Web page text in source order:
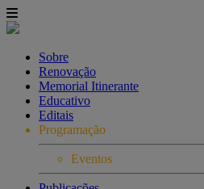
Sobre
Renovação
Memorial Itinerante
Educativo
Editais
Programação
Eventos